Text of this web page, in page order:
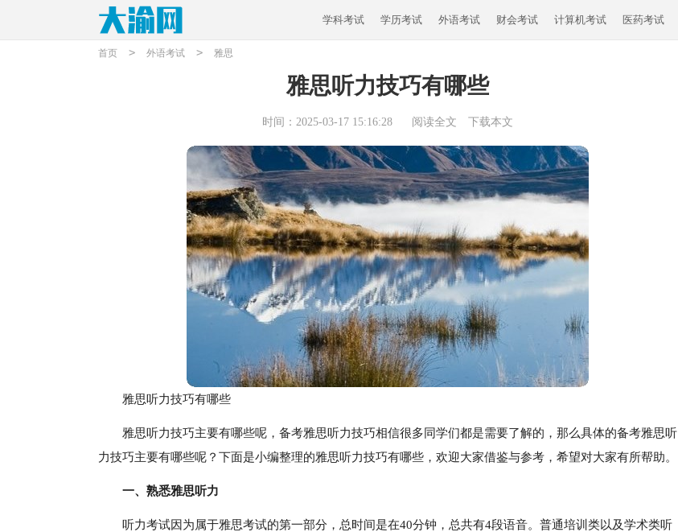
学科考试 学历考试 外语考试 财会考试 计算机考试 医药考试
首页 > 外语考试 > 雅思
雅思听力技巧有哪些
时间：2025-03-17 15:16:28 阅读全文 下载本文
雅思听力技巧有哪些
雅思听力技巧主要有哪些呢，备考雅思听力技巧相信很多同学们都是需要了解的，那么具体的备考雅思听
力技巧主要有哪些呢？下面是小编整理的雅思听力技巧有哪些，欢迎大家借鉴与参考，希望对大家有所帮助。
一、熟悉雅思听力
听力考试因为属于雅思考试的第一部分，总时间是在40分钟，总共有4段语音。普通培训类以及学术类听